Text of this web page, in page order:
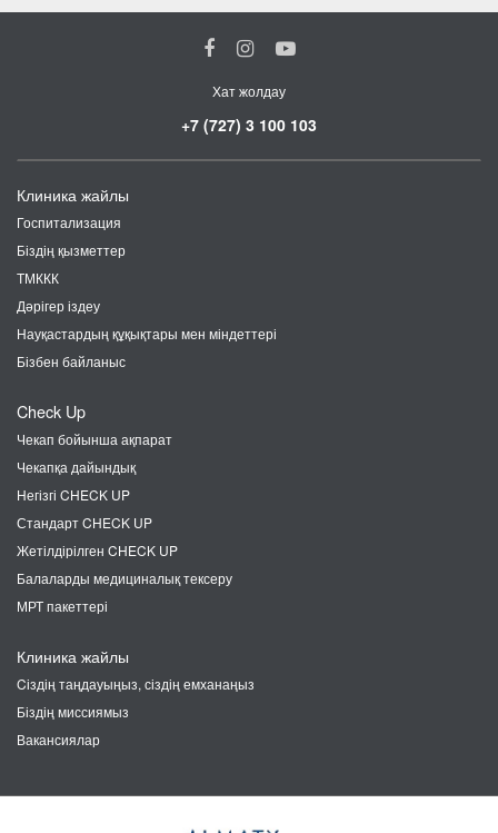
Хат жолдау
+7 (727) 3 100 103
Клиника жайлы
Госпитализация
Біздің қызметтер
ТМККК
Дәрігер іздеу
Науқастардың құқықтары мен міндеттері
Бізбен байланыс
Check Up
Чекап бойынша ақпарат
Чекапқа дайындық
Негізгі CHECK UP
Стандарт CHECK UP
Жетілдірілген CHECK UP
Балаларды медициналық тексеру
МРТ пакеттері
Клиника жайлы
Cіздің таңдауыңыз, сіздің емханаңыз
Біздің миссиямыз
Вакансиялар